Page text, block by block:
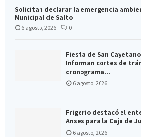
Solicitan declarar la emergencia
Municipal de Salto
6 agosto, 2026 0
Fiesta de San
Informan cortes de
cronograma...
6 agosto, 2026
Frigerio destacó el
Anses para la Caja de
6 agosto, 2026